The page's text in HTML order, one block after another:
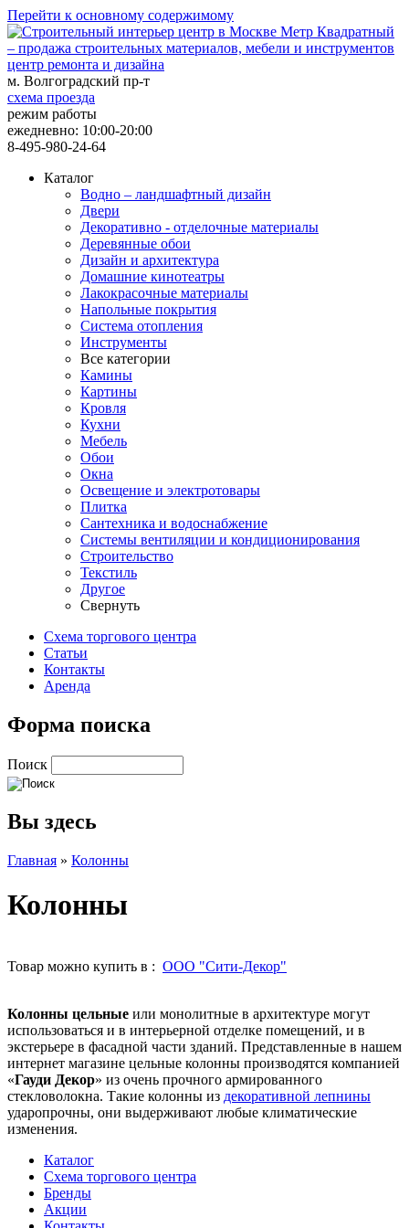
Перейти к основному содержимому
центр ремонта и дизайна
м. Волгоградский пр-т
схема проезда
режим работы
ежедневно: 10:00-20:00
8-495-980-24-64
Каталог
Водно – ландшафтный дизайн
Двери
Декоративно - отделочные материалы
Деревянные обои
Дизайн и архитектура
Домашние кинотеатры
Лакокрасочные материалы
Напольные покрытия
Система отопления
Инструменты
Все категории
Камины
Картины
Кровля
Кухни
Мебель
Обои
Окна
Освещение и электротовары
Плитка
Сантехника и водоснабжение
Системы вентиляции и кондиционирования
Строительство
Текстиль
Другое
Свернуть
Схема торгового центра
Статьи
Контакты
Аренда
Форма поиска
Поиск
Вы здесь
Главная » Колонны
Колонны
Товар можно купить в : ООО "Сити-Декор"
Колонны цельные или монолитные в архитектуре могут
использоваться и в интерьерной отделке помещений, и в
экстерьере в фасадной части зданий. Представленные в нашем
интернет магазине цельные колонны производятся компанией
«Гауди Декор» из очень прочного армированного
стекловолокна. Такие колонны из декоративной лепнины
ударопрочны, они выдерживают любые климатические
изменения.
Каталог
Схема торгового центра
Бренды
Акции